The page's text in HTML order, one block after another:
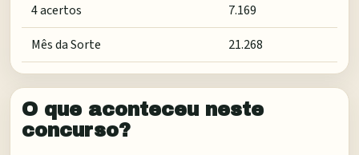
4 acertos
7.169
Mês da Sorte
21.268
O que aconteceu neste
concurso?